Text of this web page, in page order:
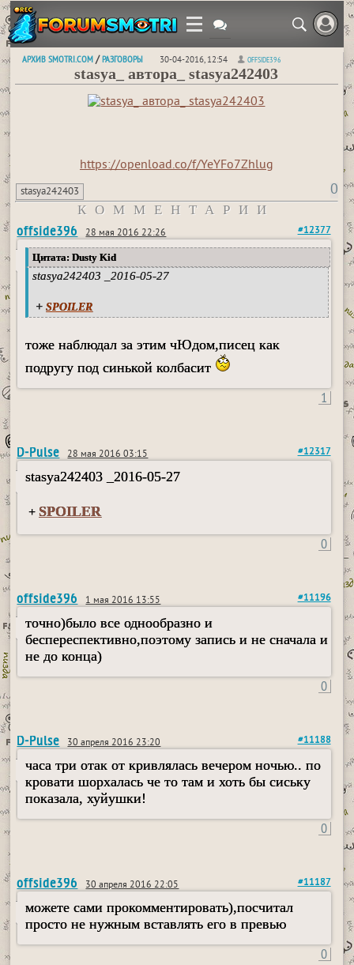
АРХИВ SMOTRI.COM /РАЗГОВОРЫ 30-04-2016, 12:54 OFFSIDE396
stasya_ автора_ stasya242403
https://openload.co/f/YeYFo7Zhlug
stasya242403 0
КОММЕНТАРИИ
offside396 28 мая 2016 22:26 #12377
Цитата: Dusty Kid
stasya242403 _2016-05-27
+SPOILER
тоже наблюдал за этим чЮдом,писец как
подругу под синькой колбасит
1
D-Pulse 28 мая 2016 03:15 #12317
stasya242403 _2016-05-27
+ SPOILER
0
offside396 1 мая 2016 13:55 #11196
точно)было все однообразно и
беспереспективно,поэтому запись и не сначала и
не до конца)
0
D-Pulse 30 апреля 2016 23:20 #11188
часа три отак от кривлялась вечером ночью.. по
кровати шорхалась че то там и хоть бы сиську
показала, хуйушки!
0
offside396 30 апреля 2016 22:05 #11187
можете сами прокомментировать),посчитал
просто не нужным вставлять его в превью
0